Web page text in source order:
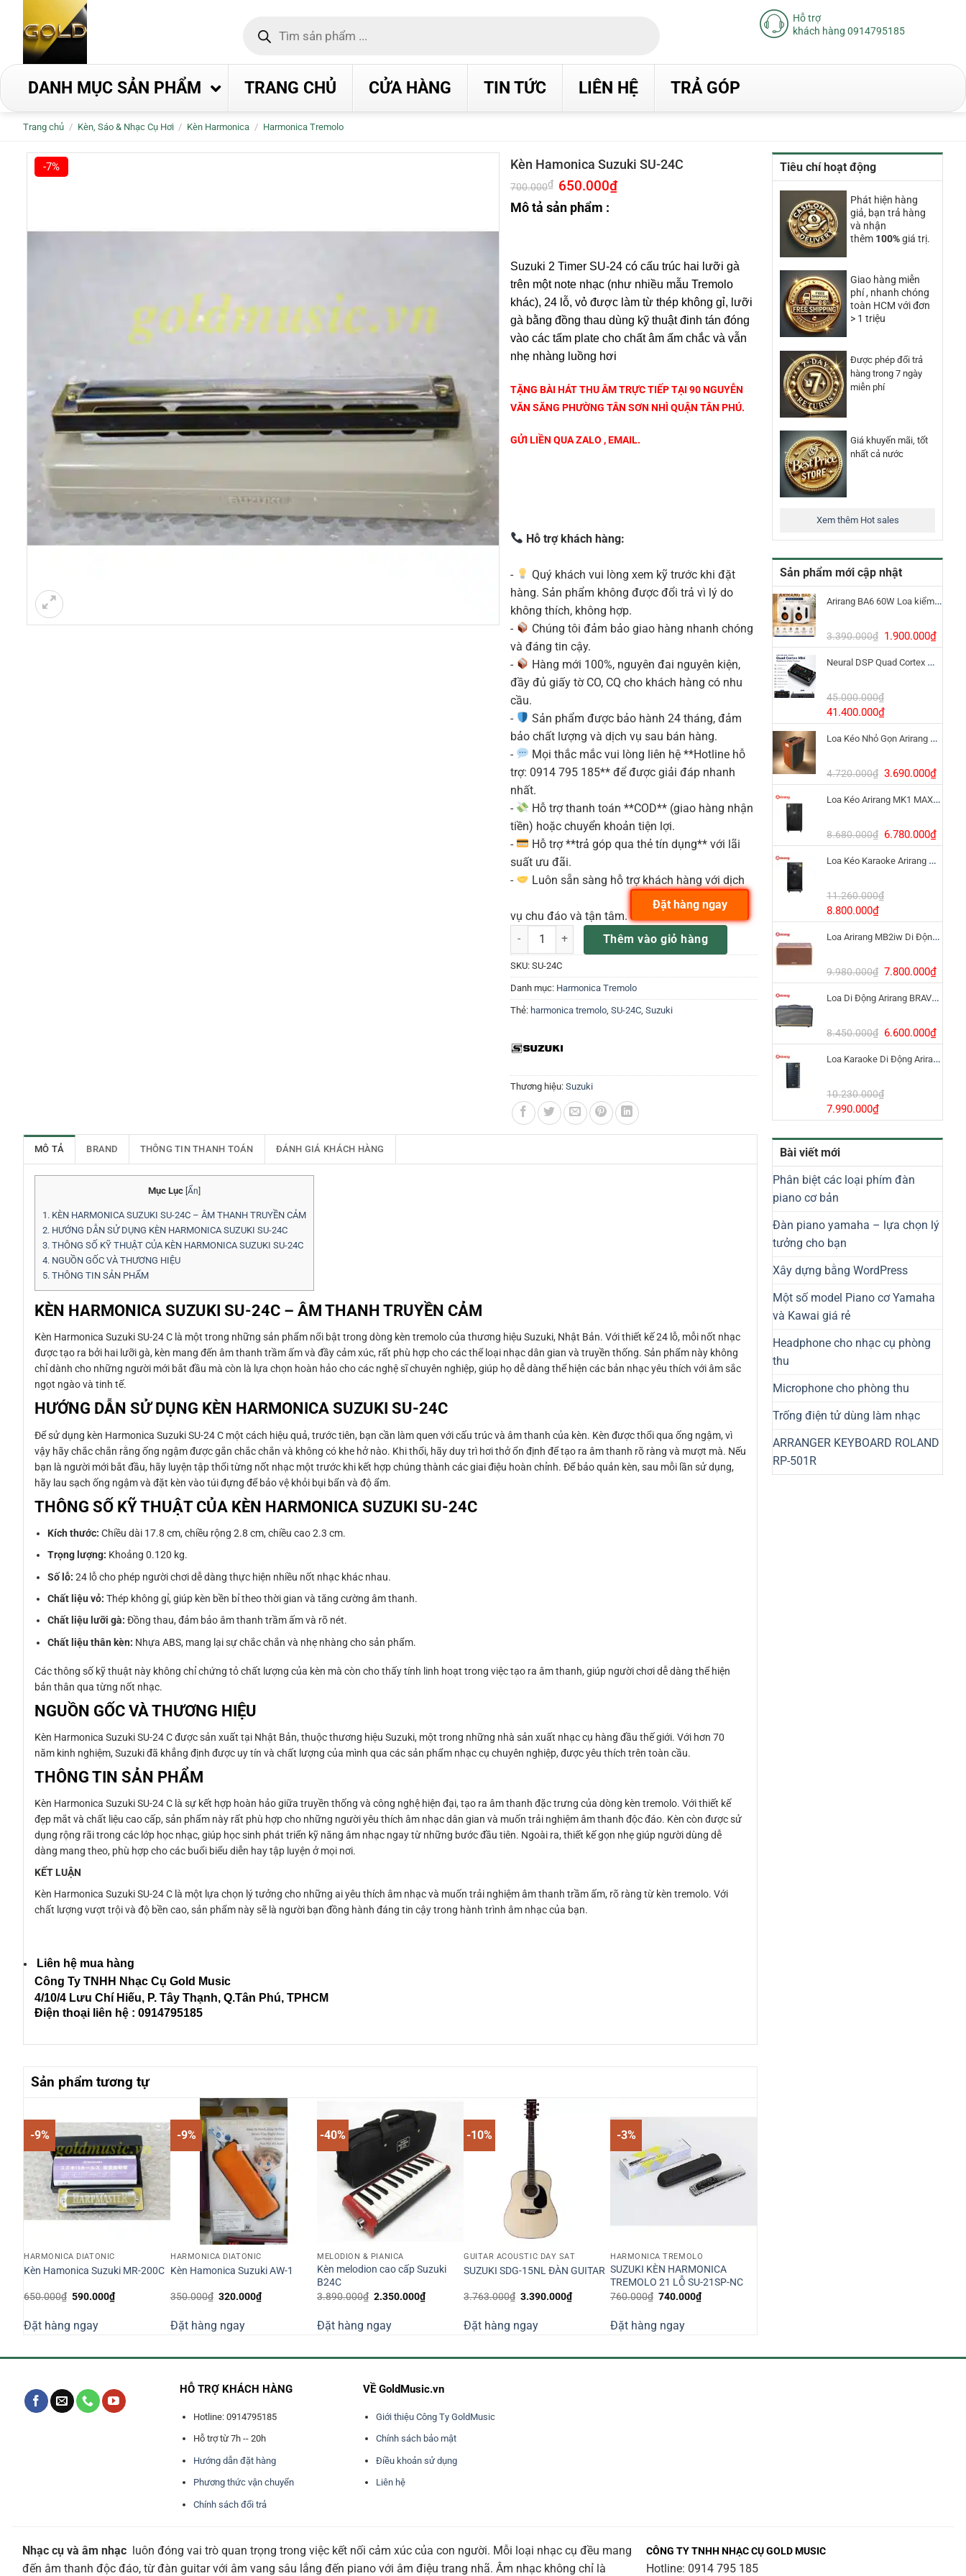
dung
kiếm
Hỗ trợ
khách hàng 0914795185
DANH MỤC SẢN PHẨM TRANG CHỦ CỬA HÀNG TIN TỨC LIÊN HỆ TRẢ GÓP
Trang chủ / Kèn, Sáo & Nhạc Cụ Hơi / Kèn Harmonica / Harmonica Tremolo
Tiêu chí hoạt động
Phát hiện hàng
giả, bạn trả hàng
và nhận
thêm 100%giá trị.
Giao hàng miễn
phí , nhanh chóng
toàn HCM với đơn
> 1 triệu
Được phép đổi trả
hàng trong 7 ngày
miễn phí
Giá khuyến mãi, tốt
nhất cả nước
Xem thêm Hot sales
Sản phẩm mới cập nhật
Arirang BA6 60W Loa kiểm âm Bluetooth 5.3
3.390.000₫ Giá
gốc
là:
1.900.000₫Giá
hiện
Neural DSP Quad Cortex Mini – Amp Modeler Cao Cấp
45.000.000₫
Giá
gốc
là:
41.400.000₫Giá
hiện
tại
41.400.000₫.
Loa Kéo Nhỏ Gọn Arirang MKS2.5 Bass 12 Inch
4.720.000₫ Giá
gốc
là:
3.690.000₫Giá
hiện
tại
Loa Kéo Arirang MK1 MAX 1200W Pin LiFePo4
8.680.000₫ Giá
gốc
là:
6.780.000₫Giá
hiện
Loa Kéo Karaoke Arirang MK6 MAX Bass 40cm
11.260.000₫
Giá
gốc
là:
8.800.000₫Giá
hiện
tại
8.800.000₫.
Loa Arirang MB2iw Di Động 1200W Kèm Micro
9.980.000₫ Giá
gốc
là:
7.800.000₫Giá
hiện
tại
Loa Di Động Arirang BRAVO 8 800W Có Micro
8.450.000₫ Giá
gốc
là:
6.600.000₫Giá
hiện
tại
Loa Karaoke Di Động Arirang EDGE-X Model I
10.230.000₫
Giá
gốc
là:
10.230.000₫.
7.990.000₫Giá
hiện
tại
7.990.000₫.
Bài viết mới
Phân biệt các loại phím đàn
piano cơ bản
Đàn piano yamaha – lựa chọn lý
tưởng cho bạn
Xây dựng bằng WordPress
Một số model Piano cơ Yamaha
và Kawai giá rẻ
Headphone cho nhạc cụ phòng
thu
Microphone cho phòng thu
Trống điện tử dùng làm nhạc
ARRANGER KEYBOARD ROLAND
RP-501R
-7% Kèn Hamonica Suzuki SU-24C
700.000₫ Giá
gốc
là:
700.000₫.
650.000₫Giá
Mô tả sản phẩm :
Suzuki 2 Timer SU-24 có cấu trúc hai lưỡi gà
trên một note nhạc (như nhiều mẫu Tremolo
khác), 24 lỗ, vỏ được làm từ thép không gỉ, lưỡi
gà bằng đồng thau dùng kỹ thuật đinh tán đóng
vào các tấm plate cho chất âm ấm chắc và vẫn
nhẹ nhàng luồng hơi
TẶNG BÀI HÁT THU ÂM TRỰC TIẾP TẠI 90 NGUYỄN
VĂN SĂNG PHƯỜNG TÂN SƠN NHÌ QUẬN TÂN PHÚ.
GỬI LIỀN QUA ZALO , EMAIL.
Hỗ trợ khách hàng:
-
Quý khách vui lòng xem kỹ trước khi đặt
hàng. Sản phẩm không được đổi trả vì lý do
không thích, không hợp.
-
Chúng tôi đảm bảo giao hàng nhanh chóng
và đáng tin cậy.
-
Hàng mới 100%, nguyên đai nguyên kiện,
đầy đủ giấy tờ CO, CQ cho khách hàng có nhu
cầu.
-
Sản phẩm được bảo hành 24 tháng, đảm
bảo chất lượng và dịch vụ sau bán hàng.
-
Mọi thắc mắc vui lòng liên hệ **Hotline hỗ
trợ: 0914 795 185** để được giải đáp nhanh
nhất.
-
Hỗ trợ thanh toán **COD** (giao hàng nhận
tiền) hoặc chuyển khoản tiện lợi.
-
Hỗ trợ **trả góp qua thẻ tín dụng** với lãi
suất ưu đãi.
-
Luôn sẵn sàng hỗ trợ khách hàng với dịch
vụ chu đáo và tận tâm.
Kèn Hamonica Suzuki SU-24C số lượng
Thêm vào giỏ hàng
Đặt hàng ngay
SKU: SU-24C
Danh mục: Harmonica Tremolo
Thẻ: harmonica tremolo SU-24C Suzuki
Thương hiệu: Suzuki
MÔ TẢ BRAND THÔNG TIN THANH TOÁN ĐÁNH GIÁ KHÁCH HÀNG
Mục Lục Ẩn
1. KÈN HARMONICA SUZUKI SU-24C – ÂM THANH TRUYỀN CẢM
2. HƯỚNG DẪN SỬ DỤNG KÈN HARMONICA SUZUKI SU-24C
3. THÔNG SỐ KỸ THUẬT CỦA KÈN HARMONICA SUZUKI SU-24C
4. NGUỒN GỐC VÀ THƯƠNG HIỆU
5. THÔNG TIN SẢN PHẨM
KÈN HARMONICA SUZUKI SU-24C – ÂM THANH TRUYỀN CẢM
Kèn Harmonica Suzuki SU-24 C là một trong những sản phẩm nổi bật trong dòng kèn tremolo của thương hiệu Suzuki, Nhật Bản. Với thiết kế 24 lỗ, mỗi nốt nhạc
được tạo ra bởi hai lưỡi gà, kèn mang đến âm thanh trầm ấm và đầy cảm xúc, rất phù hợp cho các thể loại nhạc dân gian và truyền thống. Sản phẩm này không
chỉ dành cho những người mới bắt đầu mà còn là lựa chọn hoàn hảo cho các nghệ sĩ chuyên nghiệp, giúp họ dễ dàng thể hiện các bản nhạc yêu thích với âm sắc
ngọt ngào và tinh tế.
HƯỚNG DẪN SỬ DỤNG KÈN HARMONICA SUZUKI SU-24C
Để sử dụng kèn Harmonica Suzuki SU-24 C một cách hiệu quả, trước tiên, bạn cần làm quen với cấu trúc và âm thanh của kèn. Kèn được thổi qua ống ngậm, vì
vậy hãy chắc chắn rằng ống ngậm được gắn chắc chắn và không có khe hở nào. Khi thổi, hãy duy trì hơi thở ổn định để tạo ra âm thanh rõ ràng và mượt mà. Nếu
bạn là người mới bắt đầu, hãy luyện tập thổi từng nốt nhạc một trước khi kết hợp chúng thành các giai điệu hoàn chỉnh. Để bảo quản kèn, sau mỗi lần sử dụng,
hãy lau sạch ống ngậm và đặt kèn vào túi đựng để bảo vệ khỏi bụi bẩn và độ ẩm.
THÔNG SỐ KỸ THUẬT CỦA KÈN HARMONICA SUZUKI SU-24C
Kích thước: Chiều dài 17.8 cm, chiều rộng 2.8 cm, chiều cao 2.3 cm.
Trọng lượng: Khoảng 0.120 kg.
Số lỗ: 24 lỗ cho phép người chơi dễ dàng thực hiện nhiều nốt nhạc khác nhau.
Chất liệu vỏ: Thép không gỉ, giúp kèn bền bỉ theo thời gian và tăng cường âm thanh.
Chất liệu lưỡi gà: Đồng thau, đảm bảo âm thanh trầm ấm và rõ nét.
Chất liệu thân kèn: Nhựa ABS, mang lại sự chắc chắn và nhẹ nhàng cho sản phẩm.
Các thông số kỹ thuật này không chỉ chứng tỏ chất lượng của kèn mà còn cho thấy tính linh hoạt trong việc tạo ra âm thanh, giúp người chơi dễ dàng thể hiện
bản thân qua từng nốt nhạc.
NGUỒN GỐC VÀ THƯƠNG HIỆU
Kèn Harmonica Suzuki SU-24 C được sản xuất tại Nhật Bản, thuộc thương hiệu Suzuki, một trong những nhà sản xuất nhạc cụ hàng đầu thế giới. Với hơn 70
năm kinh nghiệm, Suzuki đã khẳng định được uy tín và chất lượng của mình qua các sản phẩm nhạc cụ chuyên nghiệp, được yêu thích trên toàn cầu.
THÔNG TIN SẢN PHẨM
Kèn Harmonica Suzuki SU-24 C là sự kết hợp hoàn hảo giữa truyền thống và công nghệ hiện đại, tạo ra âm thanh đặc trưng của dòng kèn tremolo. Với thiết kế
đẹp mắt và chất liệu cao cấp, sản phẩm này rất phù hợp cho những người yêu thích âm nhạc dân gian và muốn trải nghiệm âm thanh độc đáo. Kèn còn được sử
dụng rộng rãi trong các lớp học nhạc, giúp học sinh phát triển kỹ năng âm nhạc ngay từ những bước đầu tiên. Ngoài ra, thiết kế gọn nhẹ giúp người dùng dễ
dàng mang theo, phù hợp cho các buổi biểu diễn hay tập luyện ở mọi nơi.
KẾT LUẬN
Kèn Harmonica Suzuki SU-24 C là một lựa chọn lý tưởng cho những ai yêu thích âm nhạc và muốn trải nghiệm âm thanh trầm ấm, rõ ràng từ kèn tremolo. Với
chất lượng vượt trội và độ bền cao, sản phẩm này sẽ là người bạn đồng hành đáng tin cậy trong hành trình âm nhạc của bạn.
Liên hệ mua hàng
Công Ty TNHH Nhạc Cụ Gold Music
4/10/4 Lưu Chí Hiếu, P. Tây Thạnh, Q.Tân Phú, TPHCM
Điện thoại liên hệ : 0914795185
Sản phẩm tương tự
-9%
HARMONICA DIATONIC
Kèn Hamonica Suzuki MR-200C
650.000₫ Giá
650.000₫.
590.000₫Giá
hiện
Đặt hàng ngay
-9%
HARMONICA DIATONIC
Kèn Hamonica Suzuki AW-1
350.000₫ Giá
350.000₫.
320.000₫Giá
hiện
Đặt hàng ngay
-40%
MELODION & PIANICA
Kèn melodion cao cấp Suzuki
B24C
3.890.000₫ Giá
3.890.000₫.
2.350.000₫Giá
hiện
Đặt hàng ngay
-10%
GUITAR ACOUSTIC DÂY SẮT
SUZUKI SDG-15NL ĐÀN GUITAR
3.763.000₫ Giá
3.763.000₫.
3.390.000₫Giá
hiện
Đặt hàng ngay
-3%
HARMONICA TREMOLO
SUZUKI KÈN HARMONICA
TREMOLO 21 LỖ SU-21SP-NC
760.000₫ Giá
760.000₫.
740.000₫Giá
hiện
Đặt hàng ngay
HỖ TRỢ KHÁCH HÀNG
Hotline: 0914795185
Hỗ trợ từ 7h -- 20h
Hướng dẫn đặt hàng
Phương thức vận chuyển
Chính sách đổi trả
VỀ GoldMusic.vn
Giới thiệu Công Ty GoldMusic
Chính sách bảo mật
Điều khoản sử dụng
Liên hệ
Nhạc cụ và âm nhạcluôn đóng vai trò quan trọng trong việc kết nối cảm xúc của con người. Mỗi loại nhạc cụ đều mang
đến âm thanh độc đáo, từ đàn guitar với âm vang sâu lắng đến piano với âm điệu trang nhã. Âm nhạc không chỉ là
CÔNG TY TNHH NHẠC CỤ GOLD MUSIC
Hotline: 0914 795 185